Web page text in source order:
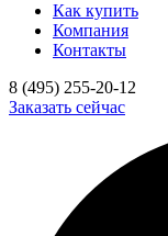
Как купить
Компания
Контакты
8 (495) 255-20-12
Заказать сейчас